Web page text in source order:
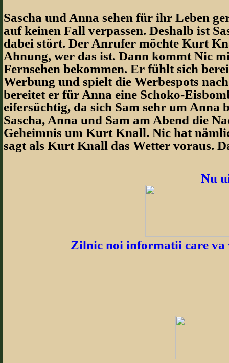
Sascha und Anna sehen für ihr Leben
auf keinen Fall verpassen. Deshalb ist
dabei stört. Der Anrufer möchte Kurt
Ahnung, wer das ist. Dann kommt Nic
Fernsehen bekommen. Er fühlt sich
Werbung und spielt die Werbespots
bereitet er für Anna eine Schoko-
eifersüchtig, da sich Sam sehr um Anna
Sascha, Anna und Sam am Abend die
Geheimnis um Kurt Knall. Nic hat
sagt als Kurt Knall das Wetter voraus.
Nu
Zilnic noi informatii care